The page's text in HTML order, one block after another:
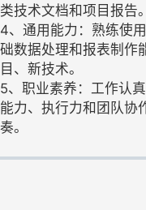
类技术文档和项目报告。
4、通用能力：熟练使
础数据处理和报表制作
目、新技术。
5、职业素养：工作认
能力、执行力和团队协
奏。